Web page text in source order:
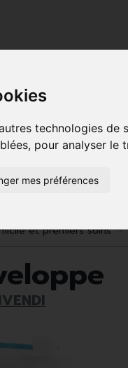
technologies
pour analyser
mes préférences
GROSSESSE
50+
et premiers soins